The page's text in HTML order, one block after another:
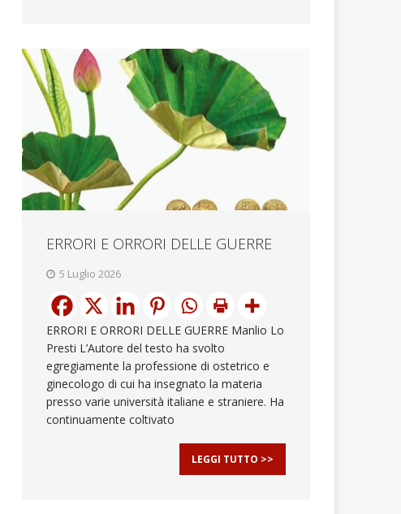
ERRORI E ORRORI DELLE GUERRE
5 Luglio 2026
ERRORI E ORRORI DELLE GUERRE Manlio Lo
Presti L’Autore del testo ha svolto
egregiamente la professione di ostetrico e
ginecologo di cui ha insegnato la materia
presso varie università italiane e straniere. Ha
continuamente coltivato
LEGGI TUTTO >>